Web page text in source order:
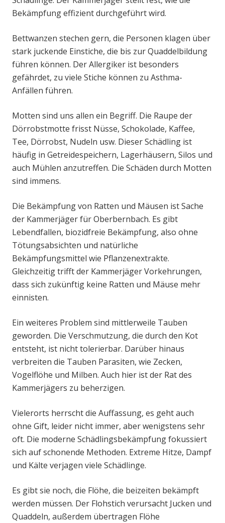
Bekämpfung effizient durchgeführt wird.
Bettwanzen stechen gern, die Personen klagen über
stark juckende Einstiche, die bis zur Quaddelbildung
führen können. Der Allergiker ist besonders
gefährdet, zu viele Stiche können zu Asthma-
Anfällen führen.
Motten sind uns allen ein Begriff. Die Raupe der
Dörrobstmotte frisst Nüsse, Schokolade, Kaffee,
Tee, Dörrobst, Nudeln usw. Dieser Schädling ist
häufig in Getreidespeichern, Lagerhäusern, Silos und
auch Mühlen anzutreffen. Die Schäden durch Motten
sind immens.
Die Bekämpfung von Ratten und Mäusen ist Sache
der Kammerjäger für Oberbernbach. Es gibt
Lebendfallen, biozidfreie Bekämpfung, also ohne
Tötungsabsichten und natürliche
Bekämpfungsmittel wie Pflanzenextrakte.
Gleichzeitig trifft der Kammerjäger Vorkehrungen,
dass sich zukünftig keine Ratten und Mäuse mehr
einnisten.
Ein weiteres Problem sind mittlerweile Tauben
geworden. Die Verschmutzung, die durch den Kot
entsteht, ist nicht tolerierbar. Darüber hinaus
verbreiten die Tauben Parasiten, wie Zecken,
Vogelflöhe und Milben. Auch hier ist der Rat des
Kammerjägers zu beherzigen.
Vielerorts herrscht die Auffassung, es geht auch
ohne Gift, leider nicht immer, aber wenigstens sehr
oft. Die moderne Schädlingsbekämpfung fokussiert
sich auf schonende Methoden. Extreme Hitze, Dampf
und Kälte verjagen viele Schädlinge.
Es gibt sie noch, die Flöhe, die beizeiten bekämpft
werden müssen. Der Flohstich verursacht Jucken und
Quaddeln, außerdem übertragen Flöhe